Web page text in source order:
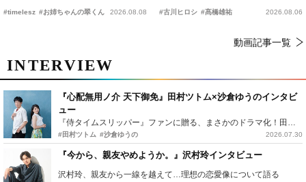
恋の幕開けを予感
#timelesz #お姉ちゃんの翠くん 2026.08.08
時上映決定
#古川ヒロシ #髙橋雄祐 2026.08.06
動画記事一覧
INTERVIEW
『心配無用ノ介 天下御免』田村ツトム×沙倉ゆうのインタビ
ュー
『侍タイムスリッパー』ファンに贈る、まさかのドラマ化！田村ツトム×沙倉ゆうのが語る『心配無用ノ介』撮影秘話
#田村ツトム #沙倉ゆうの 2026.07.30
『今から、親友やめようか。』沢村玲インタビュー
沢村玲、親友から一線を越えて…理想の恋愛像について語る